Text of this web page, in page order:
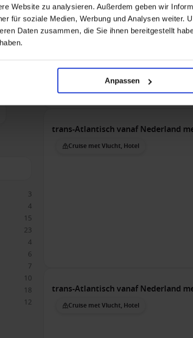
Website zu analysieren. Außerdem geben wir
für soziale Medien, Werbung und Analysen weiter.
Daten zusammen, die Sie ihnen bereitgestellt
Anpassen
118
3
4
15
23
4
6
7
10
18
12
trans-Atlantisch vanaf Nederland
Cruise met Vlucht, Hotel
trans-Atlantisch vanaf Nederland
Cruise met Vlucht, Hotel